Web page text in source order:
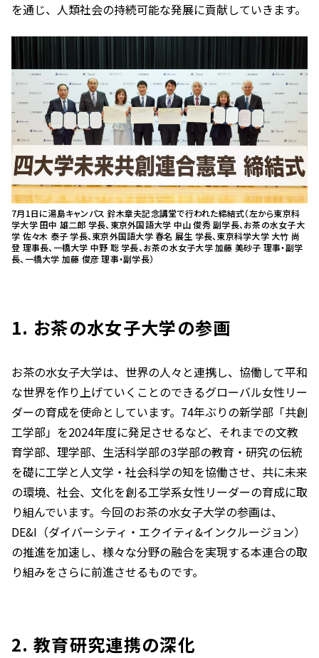
を通じ、人類社会の持続可能な発展に貢献していきます。
7月1日に湯島キャンパス 鈴木章夫記念講堂で行われた締結式（左から東京科
学大学 田中 雄二郎 学長、東京外国語大学 中山 俊秀 副学長、お茶の水女子大
学 佐々木 泰子 学長、東京外国語大学 春名 展生 学長、東京科学大学 大竹 尚
登 理事長、一橋大学 中野 聡 学長、お茶の水女子大学 加藤 美砂子 理事・副学
長、一橋大学 加藤 俊彦 理事・副学長）
1. お茶の水女子大学の参画
お茶の水女子大学は、世界の人々と連携し、協働して平和
な世界を作り上げていくことのできるグローバル女性リー
ダーの育成を使命としています。74年ぶりの新学部「共創
工学部」を2024年度に発足させるなど、それまでの文教
育学部、理学部、生活科学部の3学部の教育・研究の伝統
を礎に工学と人文学・社会科学の知を協働させ、共に未来
の環境、社会、文化を創る工学系女性リーダーの育成に取
り組んでいます。今回のお茶の水女子大学の参画は、
DE&I（ダイバーシティ・エクイティ&インクルージョン）
の推進を加速し、様々な分野の融合を実現する本連合の取
り組みをさらに前進させるものです。
2. 教育研究連携の深化